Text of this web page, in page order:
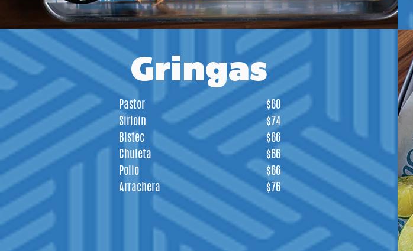
Gringas
Pastor
Sirloin
Bistec
Chuleta
Pollo
Arrachera
$60
$74
$66
$66
$66
$76